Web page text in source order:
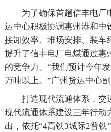
为了确保首趟信丰电厂
运中心积极协调惠州港和中
接卸效率、堆场安排、装车
提升了信丰电厂电煤通过惠
的竞争力。“我们预计今年
万吨以上。”广州货运中心副
打造现代流通体系，交
现代流通体系建设三年行动
出，依托“4高铁3城际2普